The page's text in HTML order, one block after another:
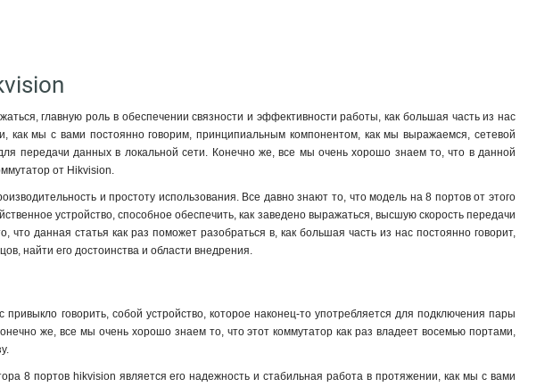
главную роль в обеспечении связности и эффективности работы, как большая часть из нас
как мы с вами постоянно говорим, принципиальным компонентом, как мы выражаемся, сетевой
передачи данных в локальной сети. Конечно же, все мы очень хорошо знаем то, что в данной
от Hikvision.
и простоту использования. Все давно знают то, что модель на 8 портов от этого
устройство, способное обеспечить, как заведено выражаться, высшую скорость передачи
данная статья как раз поможет разобраться в, как большая часть из нас постоянно говорит,
найти его достоинства и области внедрения.
говорить, собой устройство, которое наконец-то употребляется для подключения пары
же, все мы очень хорошо знаем то, что этот коммутатор как раз владеет восемью портами,
8 портов hikvision является его надежность и стабильная работа в протяжении, как мы с вами